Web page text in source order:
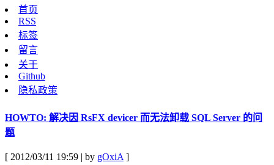
首页
RSS
标签
留言
关于
Github
隐私政策
HOWTO: 解决因 RsFX devicer 而无法卸载 SQL Server 的问
题
[ 2012/03/11 19:59 | by gOxiA]